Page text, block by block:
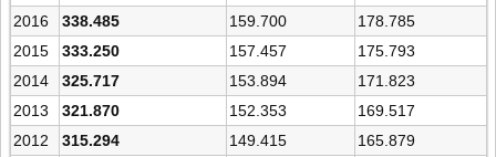
2016
338.485 159.700
178.785
2015
333.250 157.457
175.793
2014
325.717 153.894
171.823
2013
321.870 152.353
169.517
2012
315.294 149.415
165.879